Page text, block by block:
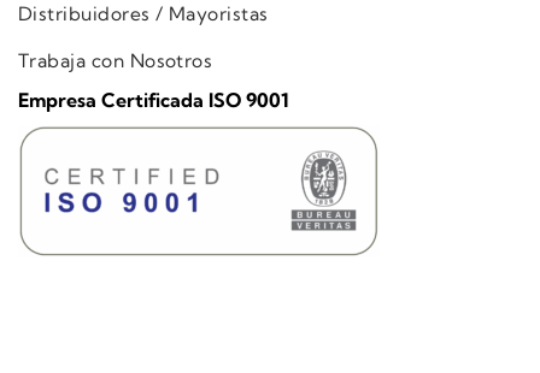
Distribuidores / Mayoristas
Trabaja con Nosotros
Empresa Certificada ISO 9001